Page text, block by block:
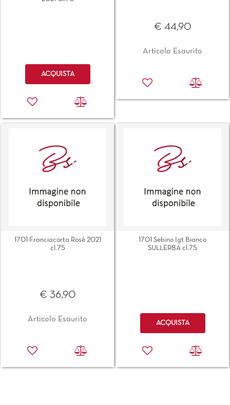
Quantità
ACQUISTA
€ 44,90
Articolo Esaurito
1701 Franciacorta Rosè 2021
cl.75
€ 36,90
Articolo Esaurito
1701 Sebino Igt Bianco
SULLERBA cl.75
Quantità
ACQUISTA